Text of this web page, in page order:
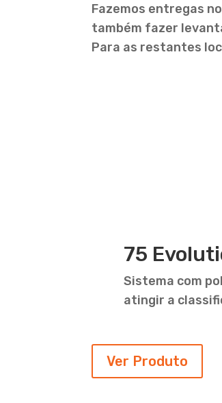
Fazemos entregas
também fazer
Para as restantes
75
Sistema com
atingir a
Ver Produto